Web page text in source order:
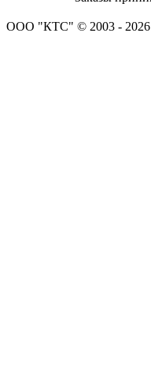
ООО "КТС" © 2003 - 2026